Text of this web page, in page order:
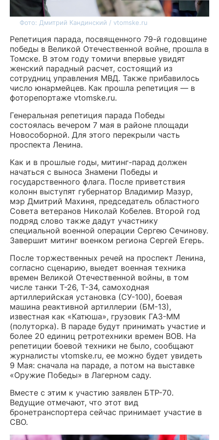
Фото: Дмитрий Кандинский / vtomske.ru
Репетиция парада, посвященного 79-й годовщине
победы в Великой Отечественной войне, прошла в
Томске. В этом году томичи впервые увидят
женский парадный расчет, состоящий из
сотрудниц управления МВД. Также прибавилось
число юнармейцев. Как прошла репетиция — в
фоторепортаже vtomske.ru.
Генеральная репетиция парада Победы
состоялась вечером 7 мая в районе площади
Новособорной. Для этого перекрыли часть
проспекта Ленина.
Как и в прошлые годы, митинг-парад должен
начаться с выноса Знамени Победы и
государственного флага. После приветствия
колонн выступят губернатор Владимир Мазур,
мэр Дмитрий Махиня, председатель областного
Совета ветеранов Николай Кобелев. Второй год
подряд слово также дадут участнику
специальной военной операции Сергею Сечинову.
Завершит митинг военком региона Сергей Егерь.
После торжественных речей на проспект Ленина,
согласно сценарию, выедет военная техника
времен Великой Отечественной войны, в том
числе танки Т-26, Т-34, самоходная
артиллерийская установка (СУ-100), боевая
машина реактивной артиллерии (БМ-13),
известная как «Катюша», грузовик ГАЗ-ММ
(полуторка). В параде будут принимать участие и
более 20 единиц ретротехники времен ВОВ. На
репетиции боевой техники не было, сообщают
журналисты vtomske.ru, ее можно будет увидеть
9 Мая: сначала на параде, а потом на выставке
«Оружие Победы» в Лагерном саду.
Вместе с этим к участию заявлен БТР-70.
Ведущие отмечают, что этот вид
бронетранспортера сейчас принимает участие в
СВО.